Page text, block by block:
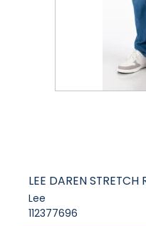
LEE DAREN STRETCH
Lee
112377696